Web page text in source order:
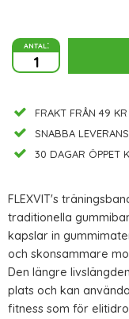
antal:
FRAKT FRÅN 49 KR
SNABBA
30 DAGAR ÖPPET
FLEXVIT's
traditionella
kapslar in
och skonsammare
Den längre
plats och kan
fitness som för